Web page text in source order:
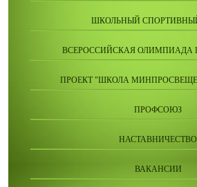
ШКОЛЬНЫЙ
ВСЕРОССИЙСКАЯ ОЛИМПИАДА
ПРОЕКТ "ШКОЛА
ПРОФСОЮЗ
НАСТАВНИЧЕСТВО
ВАКАНСИИ